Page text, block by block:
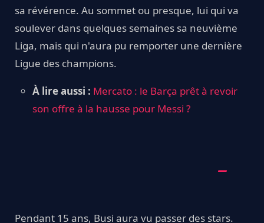
sa révérence. Au sommet ou presque, lui qui va
soulever dans quelques semaines sa neuvième
Liga, mais qui n'aura pu remporter une dernière
Ligue des champions.
À lire aussi : Mercato : le Barça prêt à revoir
son offre à la hausse pour Messi ?
Pendant 15 ans, Busi aura vu passer des stars.